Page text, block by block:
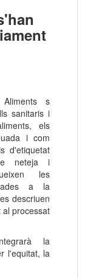
s
sanitaris i
els
i com
d'etiquetat
neteja i
les
a la
descriuen
al processat
la
l'equitat, la